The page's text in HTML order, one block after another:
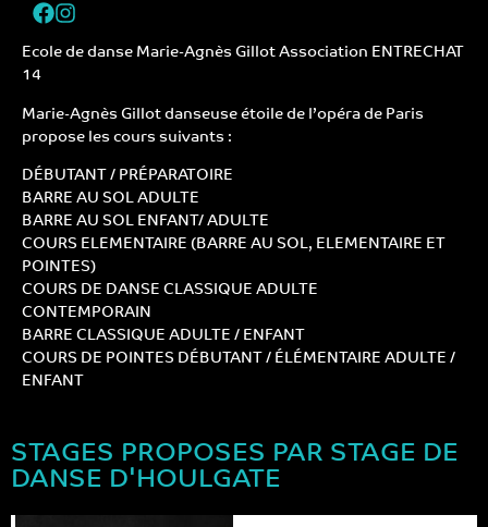
Ecole de danse Marie-Agnès Gillot Association ENTRECHAT
14
Marie-Agnès Gillot danseuse étoile de l’opéra de Paris
propose les cours suivants :
DÉBUTANT / PRÉPARATOIRE
BARRE AU SOL ADULTE
BARRE AU SOL ENFANT/ ADULTE
COURS ELEMENTAIRE (BARRE AU SOL, ELEMENTAIRE ET
POINTES)
COURS DE DANSE CLASSIQUE ADULTE
CONTEMPORAIN
BARRE CLASSIQUE ADULTE / ENFANT
COURS DE POINTES DÉBUTANT / ÉLÉMENTAIRE ADULTE /
ENFANT
STAGES PROPOSES PAR STAGE DE
DANSE D'HOULGATE